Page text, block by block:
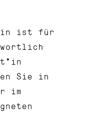
ist für
Sie in
im